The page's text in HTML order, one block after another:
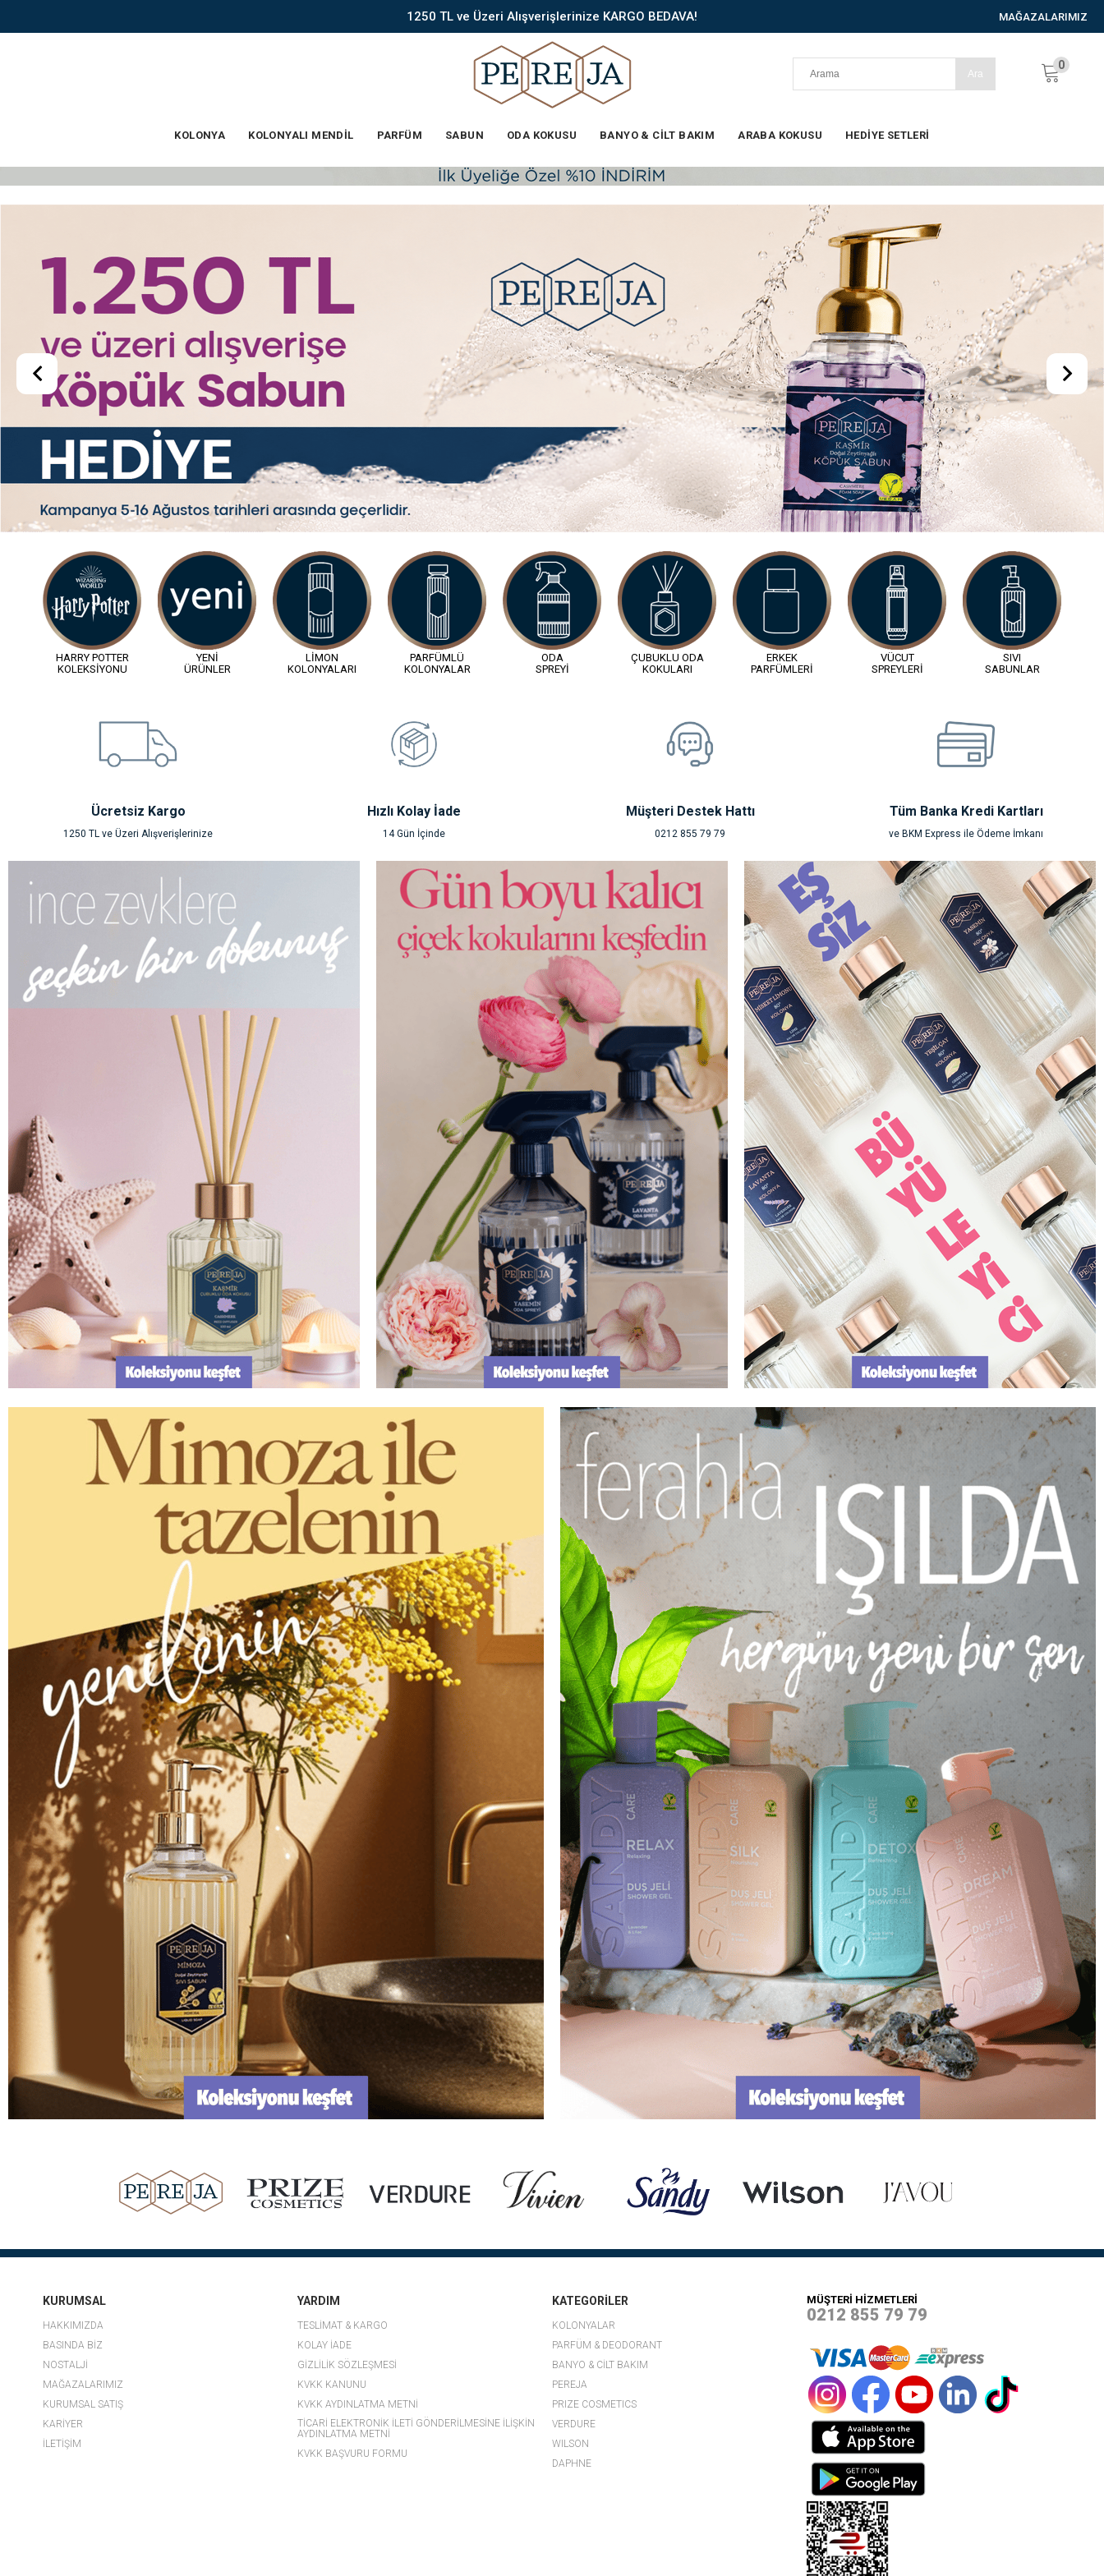
1250 TL ve Üzeri Alışverişlerinize KARGO BEDAVA! MAĞAZALARIMIZ
0
KOLONYA KOLONYALI MENDİL PARFÜM SABUN ODA KOKUSU BANYO & CİLT BAKIM ARABA KOKUSU HEDİYE SETLERİ
HARRY POTTER
KOLEKSİYONU
YENİ
ÜRÜNLER
LİMON
KOLONYALARI
PARFÜMLÜ
KOLONYALAR
ODA
SPREYİ
ÇUBUKLU ODA
KOKULARI
ERKEK
PARFÜMLERİ
VÜCUT
SPREYLERİ
SIVI
SABUNLAR
1250 TL ve Üzeri Alışverişlerinize
Hızlı Kolay İade
14 Gün İçinde
Müşteri Destek Hattı
0212 855 79 79
Tüm Banka Kredi Kartları
ve BKM Express ile Ödeme İmkanı
KURUMSAL
HAKKIMIZDA
BASINDA BİZ
NOSTALJİ
MAĞAZALARIMIZ
KURUMSAL SATIŞ
YARDIM
TESLİMAT & KARGO
KOLAY İADE
GİZLİLİK SÖZLEŞMESİ
KVKK KANUNU
KVKK AYDINLATMA METNİ
TİCARİ ELEKTRONİK İLETİ GÖNDERİLMESİNE İLİŞKİN
AYDINLATMA METNİ
KATEGORİLER
KOLONYALAR
PARFÜM & DEODORANT
BANYO & CİLT BAKIM
PEREJA
PRIZE COSMETICS
MÜŞTERİ HİZMETLERİ
0212 855 79 79
© 2021 PEREJA - TÜM HAKLARI SAKLIDIR.